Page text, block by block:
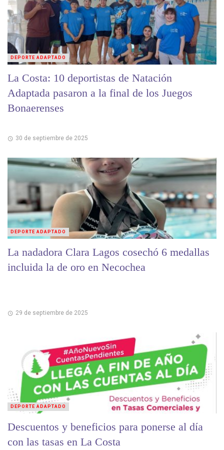
La Costa: 10 deportistas de Natación
Adaptada pasaron a la final de los Juegos
Bonaerenses
30 de septiembre de 2025
DEPORTE ADAPTADO
La nadadora Clara Lagos cosechó 6 medallas
incluida la de oro en Necochea
29 de septiembre de 2025
DEPORTE ADAPTADO
Descuentos y beneficios para ponerse al día
con las tasas en La Costa
DEPORTE ADAPTADO